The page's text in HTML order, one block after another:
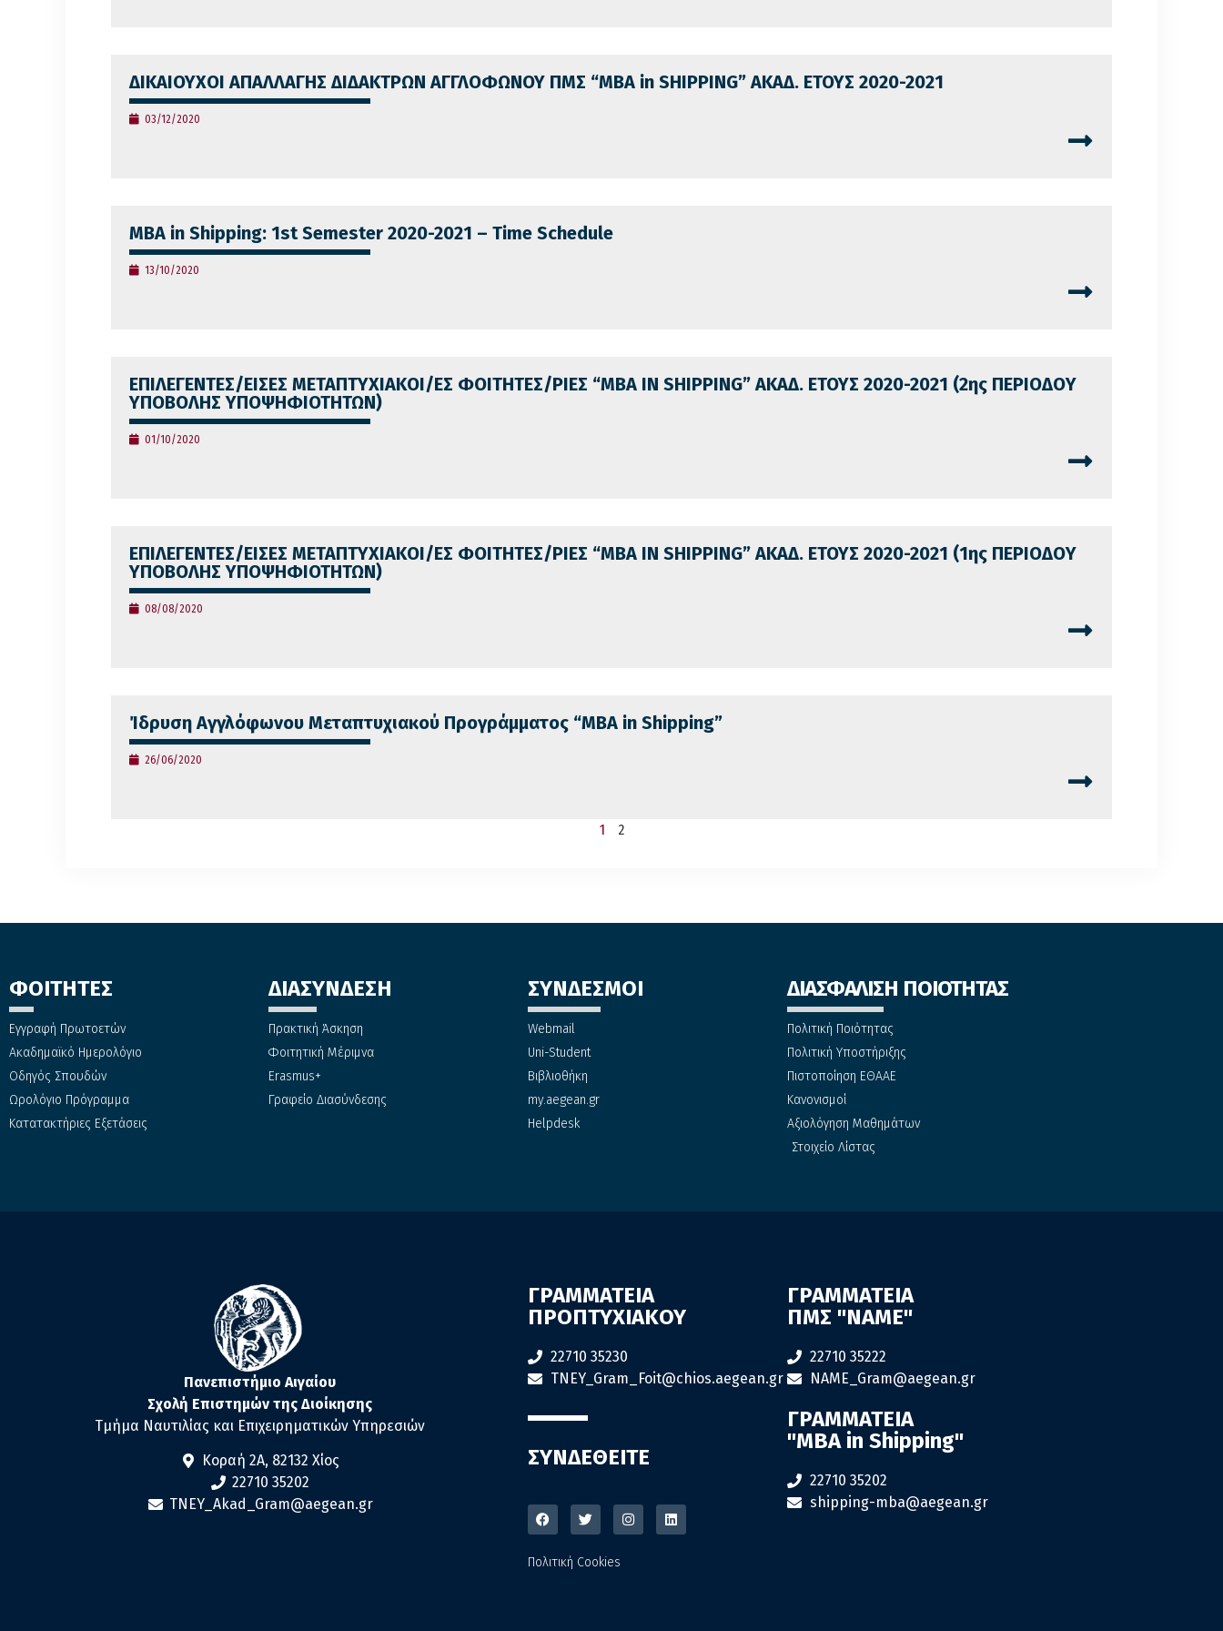
ΔΙΚΑΙΟΥΧΟΙ ΑΠΑΛΛΑΓΗΣ ΔΙΔΑΚΤΡΩΝ ΑΓΓΛΟΦΩΝΟΥ ΠΜΣ “MBA in SHIPPING” ΑΚΑΔ. ΕΤΟΥΣ 2020-2021
03/12/2020
MBA in Shipping: 1st Semester 2020-2021 – Time Schedule
13/10/2020
ΕΠΙΛΕΓΕΝΤΕΣ/ΕΙΣΕΣ ΜΕΤΑΠΤΥΧΙΑΚΟΙ/ΕΣ ΦΟΙΤΗΤΕΣ/ΡΙΕΣ “ΜΒΑ IN SHIPPING” ΑΚΑΔ. ΕΤΟΥΣ 2020-2021 (2ης ΠΕΡΙΟΔΟY
ΥΠΟΒΟΛΗΣ ΥΠΟΨΗΦΙΟΤΗΤΩΝ)
01/10/2020
ΕΠΙΛΕΓΕΝΤΕΣ/ΕΙΣΕΣ ΜΕΤΑΠΤΥΧΙΑΚΟΙ/ΕΣ ΦΟΙΤΗΤΕΣ/ΡΙΕΣ “ΜΒΑ IN SHIPPING” ΑΚΑΔ. ΕΤΟΥΣ 2020-2021 (1ης ΠΕΡΙΟΔΟY
ΥΠΟΒΟΛΗΣ ΥΠΟΨΗΦΙΟΤΗΤΩΝ)
08/08/2020
Ίδρυση Αγγλόφωνου Μεταπτυχιακού Προγράμματος “MBA in Shipping”
26/06/2020
1 2
ΦΟΙΤΗΤΕΣ
Εγγραφή Πρωτοετών
Ακαδημαϊκό Ημερολόγιο
Οδηγός Σπουδών
Ωρολόγιο Πρόγραμμα
Κατατακτήριες Εξετάσεις
ΔΙΑΣΥΝΔΕΣΗ
Πρακτική Άσκηση
Φοιτητική Μέριμνα
Erasmus+
Γραφείο Διασύνδεσης
ΣΥΝΔΕΣΜΟΙ
Webmail
Uni-Student
Βιβλιοθήκη
my.aegean.gr
Helpdesk
ΔΙΑΣΦΑΛΙΣΗ ΠΟΙΟΤΗΤΑΣ
Πολιτική Ποιότητας
Πολιτική Υποστήριξης
Πιστοποίηση ΕΘΑΑΕ
Κανονισμοί
Αξιολόγηση Μαθημάτων
Στοιχείο Λίστας
Πανεπιστήμιο Αιγαίου
Σχολή Επιστημών της Διοίκησης
Τμήμα Ναυτιλίας και Επιχειρηματικών Υπηρεσιών
Κοραή 2Α, 82132 Χίος
22710 35202
TNEY_Akad_Gram@aegean.gr
ΓΡΑΜΜΑΤΕΙΑ
ΠΡΟΠΤΥΧΙΑΚΟΥ
22710 35230
TNEY_Gram_Foit@chios.aegean.gr
ΣΥΝΔΕΘΕΙΤΕ
Πολιτική Cookies
ΓΡΑΜΜΑΤΕΙΑ
ΠΜΣ "ΝΑΜΕ"
22710 35222
NAME_Gram@aegean.gr
ΓΡΑΜΜΑΤΕΙΑ
"MBA in Shipping"
22710 35202
shipping-mba@aegean.gr